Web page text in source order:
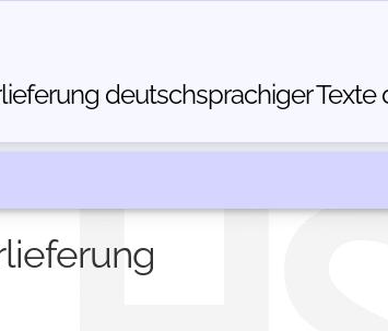
deutschsprachiger Texte